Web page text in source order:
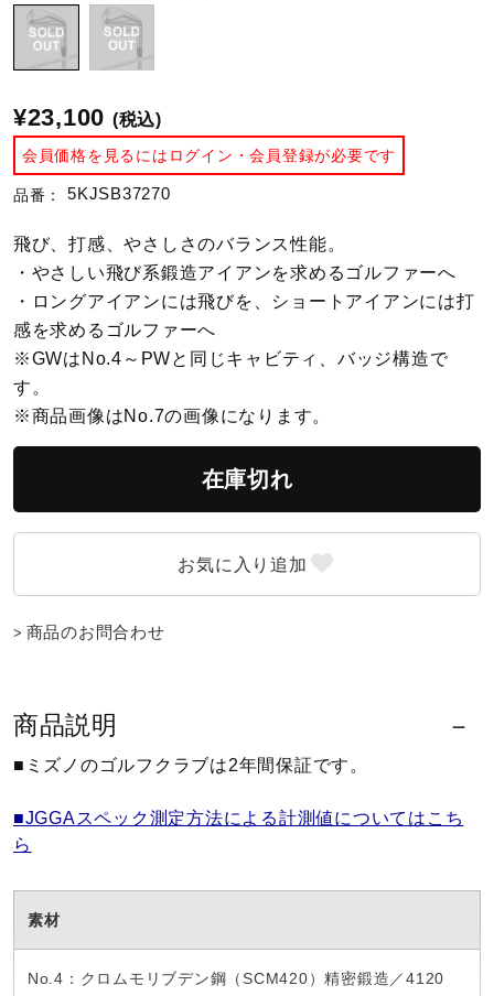
陸上競技
卓球
柔道
ライフスタイルグッズ
寝具／ミズノスリープ
¥23,100 (税込)
会員価格を見るにはログイン・会員登録が必要です
品番： 5KJSB37270
飛び、打感、やさしさのバランス性能。
・やさしい飛び系鍛造アイアンを求めるゴルファーへ
・ロングアイアンには飛びを、ショートアイアンには打
感を求めるゴルファーへ
※GWはNo.4～PWと同じキャビティ、バッジ構造で
す。
※商品画像はNo.7の画像になります。
在庫切れ
商品のお問合わせ
商品説明
■ミズノのゴルフクラブは2年間保証です。
■JGGAスペック測定方法による計測値についてはこち
ら
素材
No.4：クロムモリブデン鋼（SCM420）精密鍛造／4120